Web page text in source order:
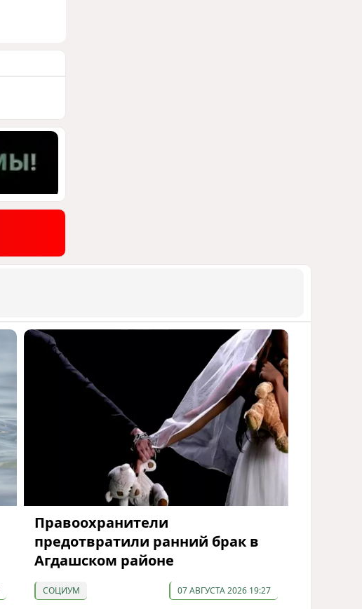
Правоохранители
предотвратили ранний брак в
Агдашском районе
СОЦИУМ 07 АВГУСТА 2026 19:27